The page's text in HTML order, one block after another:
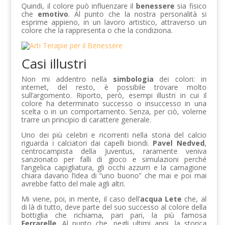
Quindi, il colore può influenzare il benessere sia fisico
che emotivo. Al punto che la nostra personalità si
esprime appieno, in un lavoro artistico, attraverso un
colore che la rappresenta o che la condiziona.
Casi illustri
Non mi addentro nella simbologia dei colori: in
internet, del resto, è possibile trovare molto
sull’argomento. Riporto, però, esempi illustri in cui il
colore ha determinato successo o insuccesso in una
scelta o in un comportamento. Senza, per ciò, volerne
trarre un principio di carattere generale.
Uno dei più celebri e ricorrenti nella storia del calcio
riguarda i calciatori dai capelli biondi. Pavel Nedved,
centrocampista della Juventus, raramente veniva
sanzionato per falli di gioco e simulazioni perché
l’angelica capigliatura, gli occhi azzurri e la carnagione
chiara davano l’idea di “uno buono” che mai e poi mai
avrebbe fatto del male agli altri.
Mi viene, poi, in mente, il caso dell’acqua Lete che, al
di là di tutto, deve parte del suo successo al colore della
bottiglia che richiama, pari pari, la più famosa